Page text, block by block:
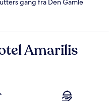
gang fra Den Gamle
Amarilis